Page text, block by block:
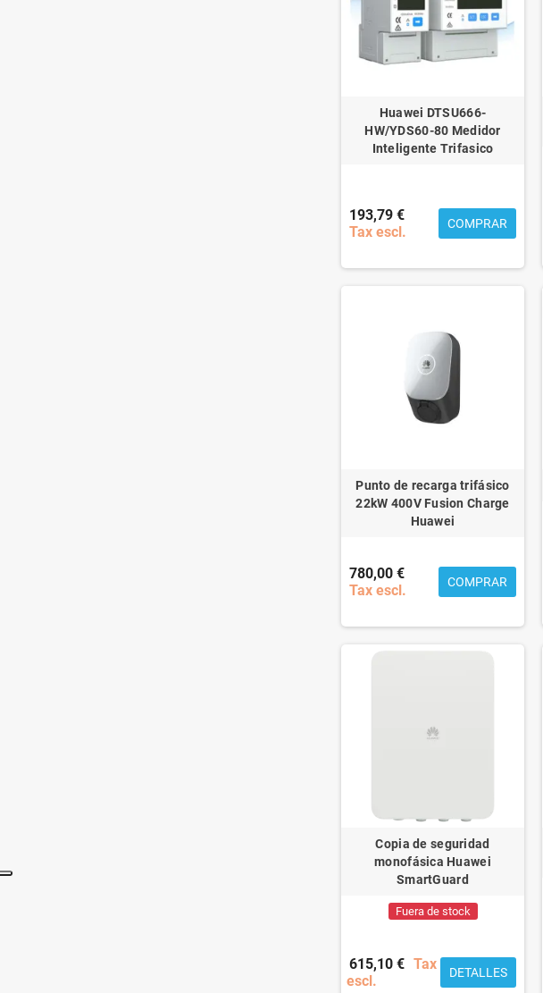
Huawei DTSU666-
HW/YDS60-80 Medidor
Inteligente Trifasico
193,79 €
Tax escl.
COMPRAR
Punto de recarga trifásico
22kW 400V Fusion Charge
Huawei
780,00 €
Tax escl.
COMPRAR
Copia de seguridad
monofásica Huawei
SmartGuard
Fuera de stock
615,10 € Tax
escl.
DETALLES